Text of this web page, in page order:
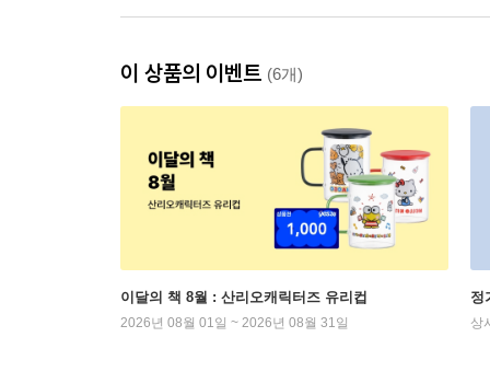
이 상품의 이벤트 (6개)
이달의 책 8월 : 산리오캐릭터즈 유리컵
2026년 08월 01일 ~ 2026년 08월 31일
정
상